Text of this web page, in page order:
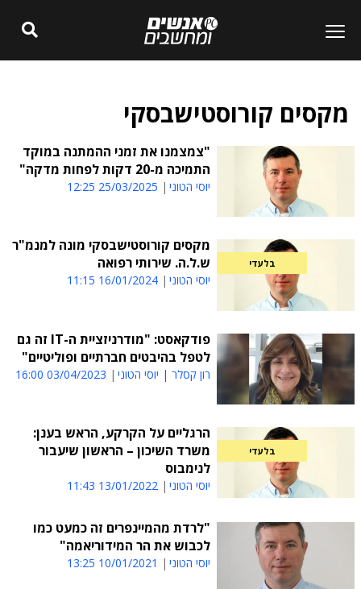
מקסים קורוסטישבסקי
"צמצמנו את זמני ההמתנה במוקד
התמיכה מ-20 דקות לפחות מדקה"
יוסי הטוני 25/03/2025 12:25
בלעדי
מקסים קורוסטישבסקי מונה למנמ"ר
ש.ל.ה. שירותי רפואה
יוסי הטוני 16/01/2024 11:15
פודקאסט: "מודרניזציית ה-IT זה גם
לטפל בהיבטים חברתיים ופוליטיים"
רון קסלר | יוסי הטוני 03/04/2023 16:00
בלעדי
הרגליים על הקרקע, הראש בענן:
משרד השיכון – הראשון שיעבור
לנימבוס
יוסי הטוני 13/01/2022 11:43
"לרדת מהמיינפרים זה כמעט כמו
לכבוש את הר המידוריאמה"
יוסי הטוני 10/01/2021 13:25